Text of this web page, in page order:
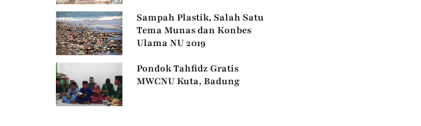
Sampah Plastik, Salah Satu
Tema Munas dan Konbes
Ulama NU 2019
Pondok Tahfidz Gratis
MWCNU Kuta, Badung